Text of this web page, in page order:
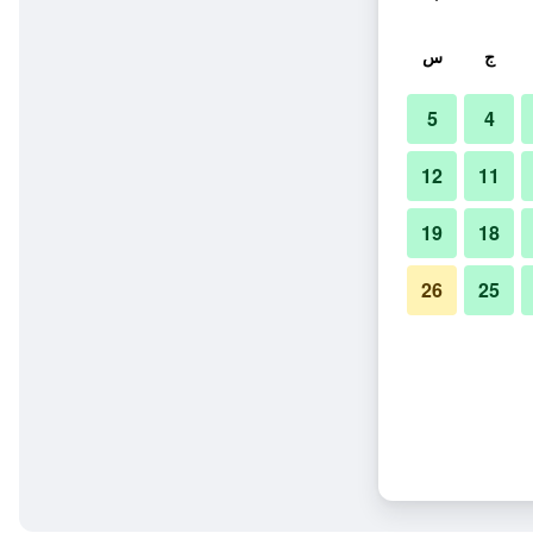
ج س
4
5
11
12
18
19
25
26